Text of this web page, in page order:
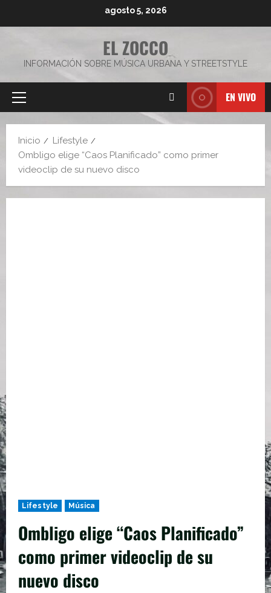
agosto 5, 2026
EL ZOCCO
INFORMACIÓN SOBRE MÚSICA URBANA Y STREETSTYLE
Menú
EN VIVO
Inicio
Lifestyle
Ombligo elige “Caos Planificado” como primer
videoclip de su nuevo disco
Lifestyle Música
Ombligo elige “Caos Planificado”
como primer videoclip de su
nuevo disco